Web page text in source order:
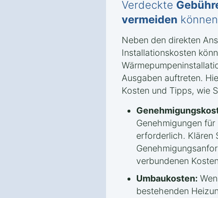
Verdeckte
vermeiden können
Neben den direkten
Installationskosten
Ausgaben auftreten.
Kosten und Tipps, wie
Genehmigungen
erforderlich. Klären
verbundenen
Umbaukosten:
bestehenden